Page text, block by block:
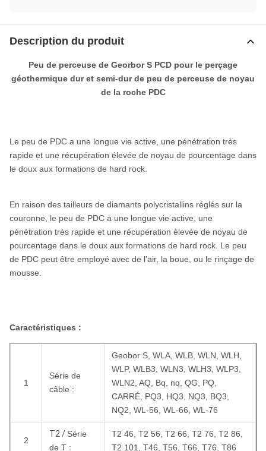
Description du produit
Peu de perceuse de Georbor S PCD pour le perçage
géothermique dur et semi-dur de peu de perceuse de noyau
de la roche PDC
Le peu de PDC a une longue vie active, une pénétration très
rapide et une récupération élevée de noyau de pourcentage dans
le doux aux formations de hard rock.
En raison des tailleurs de diamants polycristallins réglés sur la
couronne, le peu de PDC a une longue vie active, une
pénétration très rapide et une récupération élevée de noyau de
pourcentage dans le doux aux formations de hard rock. Le peu
de PDC peut être employé avec de l'air, la boue, ou le rinçage de
mousse.
Caractéristiques :
1
Série de
câble :
Geobor S, WLA, WLB, WLN, WLH,
WLP, WLB3, WLN3, WLH3, WLP3,
WLN2, AQ, Bq, nq, QG, PQ,
CARRÉ, PQ3, HQ3, NQ3, BQ3,
NQ2, WL-56, WL-66, WL-76
2
T2 / Série
de T :
T2 46, T2 56, T2 66, T2 76, T2 86,
T2 101, T46, T56, T66, T76, T86